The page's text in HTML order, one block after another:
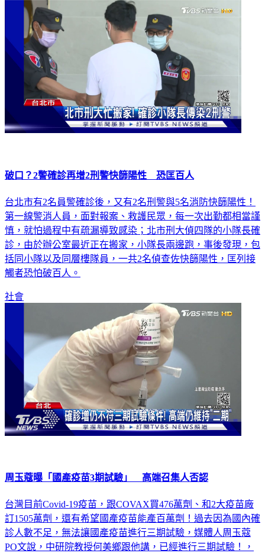
破口？2警確診再增2刑警快篩陽性 恐匡百人
台北市有2名員警確診後，又有2名刑警與5名消防快篩陽性！
第一線警消人員，面對報案、救護民眾，每一次出勤都相當謹
慎，就怕過程中有疏漏導致感染；北市刑大偵四隊的小隊長確
診，由於辦公室最近正在搬家，小隊長兩邊跑，事後發現，包
括同小隊以及同層樓隊員，一共2名偵查佐快篩陽性，匡列接
觸者恐怕破百人。
社會
周玉蔻曝「國產疫苗3期試驗」 高端召集人否認
台灣目前Covid-19疫苗，跟COVAX買476萬劑、和2大疫苗廠
訂1505萬劑，還有希望國產疫苗能產百萬劑！過去因為國內確
診人數不足，無法讓國產疫苗進行三期試驗，媒體人周玉蔻
PO文說，中研院教授何美鄉跟他講，已經進行三期試驗！，